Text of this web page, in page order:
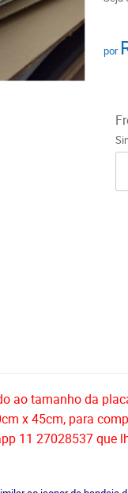
por
ao tamanho da
x 45cm, para
11 27028537 que